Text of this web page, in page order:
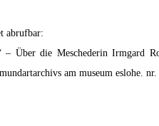
abrufbar:
Über die Meschederin Irmgard
am museum eslohe.